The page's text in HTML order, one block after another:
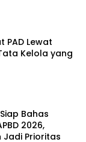
PAD Lewat
Kelola yang
Bahas
2026,
Jadi Prioritas